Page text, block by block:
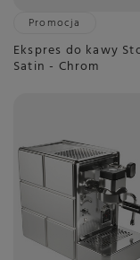
Promocja
Ekspres do kawy
Satin - Chrom